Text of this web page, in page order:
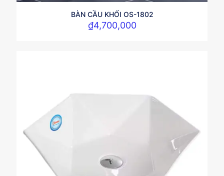
BÀN CẦU KHỐI OS-1802
₫4,700,000